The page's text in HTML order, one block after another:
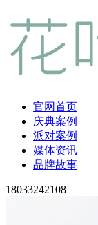
官网首页
庆典案例
派对案例
媒体资讯
品牌故事
18033242108